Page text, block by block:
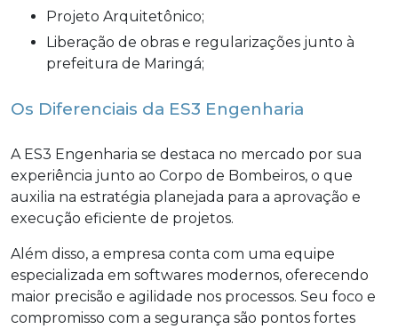
Projeto Arquitetônico;
Liberação de obras e regularizações junto à
prefeitura de Maringá;
Os Diferenciais da ES3 Engenharia
A ES3 Engenharia se destaca no mercado por sua
experiência junto ao Corpo de Bombeiros, o que
auxilia na estratégia planejada para a aprovação e
execução eficiente de projetos.
Além disso, a empresa conta com uma equipe
especializada em softwares modernos, oferecendo
maior precisão e agilidade nos processos. Seu foco e
compromisso com a segurança são pontos fortes